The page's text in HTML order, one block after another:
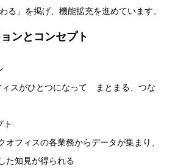
る」を掲げ、機能拡充を進めています。
ンとコンセプト
ィスがひとつになって まとまる、つな
ト
オフィスの各業務からデータが集まり、
た知見が得られる